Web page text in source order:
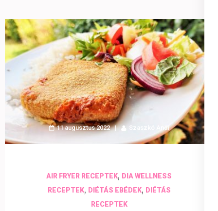
11 augusztus 2022 Szaszkó Andi
AIR FRYER RECEPTEK, DIA WELLNESS
RECEPTEK, DIÉTÁS EBÉDEK, DIÉTÁS
RECEPTEK